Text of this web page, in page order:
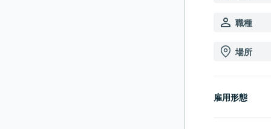
職種
場所
雇用形態